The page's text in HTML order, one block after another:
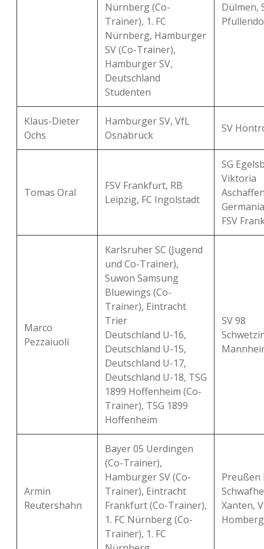
Nürnberg (Co-
Trainer), 1. FC
Nürnberg, Hamburger
SV (Co-Trainer),
Hamburger SV,
Deutschland
Studenten
Dülmen,
Klaus-Dieter
Ochs
Hamburger SV, VfL
Osnabrück
SV
Tomas Oral
FSV Frankfurt, RB
Leipzig, FC Ingolstadt
SG
Viktoria
FSV
Marco
Pezzaiuoli
Karlsruher SC (Jugend
und Co-Trainer),
Suwon Samsung
Bluewings (Co-
Trainer), Eintracht
Trier
Deutschland U-16,
Deutschland U-15,
Deutschland U-17,
Deutschland U-18, TSG
1899 Hoffenheim (Co-
Trainer), TSG 1899
Hoffenheim
SV 98
Armin
Reutershahn
Bayer 05 Uerdingen
(Co-Trainer),
Hamburger SV (Co-
Trainer), Eintracht
Frankfurt (Co-Trainer),
1. FC Nürnberg (Co-
Trainer), 1. FC
Preußen
Xanten,
Homberg